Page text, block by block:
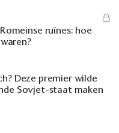
ruïnes: hoe
Deze premier wilde
Sovjet-staat maken